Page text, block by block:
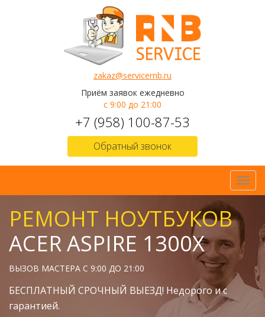
zakaz@servicernb.ru
Приём заявок ежедневно
с 9:00 до 21:00
+7 (958) 100-87-53
Обратный звонок
РЕМОНТ НОУТБУКОВ
ACER ASPIRE 1300X
ВЫЗОВ МАСТЕРА С 9:00 ДО 21:00
БЕСПЛАТНЫЙ СРОЧНЫЙ ВЫЕЗД! Недорого и с
гарантией.